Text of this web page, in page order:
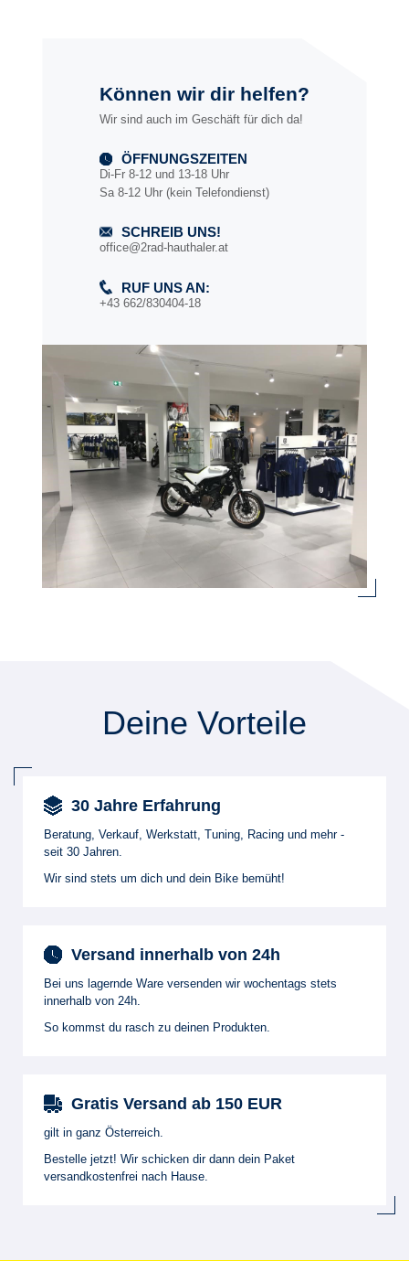
Können wir dir helfen?
Wir sind auch im Geschäft für dich da!
ÖFFNUNGSZEITEN
Di-Fr 8-12 und 13-18 Uhr
Sa 8-12 Uhr (kein Telefondienst)
SCHREIB UNS!
office@2rad-hauthaler.at
RUF UNS AN:
+43 662/830404-18
Deine Vorteile
30 Jahre Erfahrung
Beratung, Verkauf, Werkstatt, Tuning, Racing und mehr -
seit 30 Jahren.
Wir sind stets um dich und dein Bike bemüht!
Versand innerhalb von 24h
Bei uns lagernde Ware versenden wir wochentags stets
innerhalb von 24h.
So kommst du rasch zu deinen Produkten.
Gratis Versand ab 150 EUR
gilt in ganz Österreich.
Bestelle jetzt! Wir schicken dir dann dein Paket
versandkostenfrei nach Hause.